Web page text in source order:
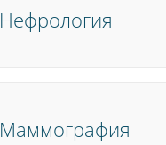
Нефрология
Маммография